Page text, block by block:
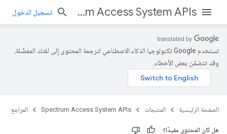
Spectrum Access System APIs تسجيل الدخول
تستخدم Google تكنولوجيا الذكاء الاصطناعي لترجمة المحتوى إلى لغتك المفضّلة،
وقد تتضمّن بعض الأخطاء.
الصفحة الرئيسية المنتجات Spectrum Access System APIs المراجع
هل كان المحتوى مفيدًا؟